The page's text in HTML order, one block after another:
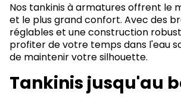
Nos tankinis à armatures offrent le
et le plus grand confort. Avec des
réglables et une construction
profiter de votre temps dans l'eau
de maintenir votre silhouette.
Tankinis jusqu'au